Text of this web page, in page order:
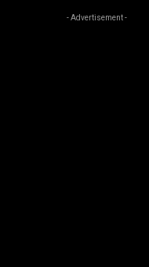
- Advertisement -